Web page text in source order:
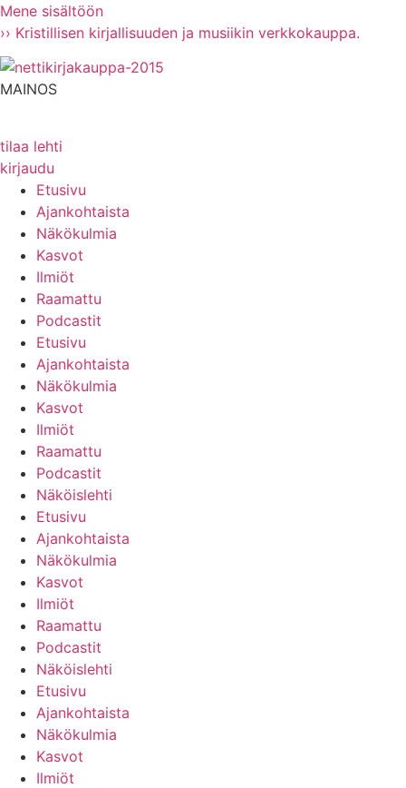
Mene sisältöön
›› Kristillisen kirjallisuuden ja musiikin verkkokauppa.
MAINOS
tilaa lehti
kirjaudu
Etusivu
Ajankohtaista
Näkökulmia
Kasvot
Ilmiöt
Raamattu
Podcastit
Etusivu
Ajankohtaista
Näkökulmia
Kasvot
Ilmiöt
Raamattu
Podcastit
Näköislehti
Etusivu
Ajankohtaista
Näkökulmia
Kasvot
Ilmiöt
Raamattu
Podcastit
Näköislehti
Etusivu
Ajankohtaista
Näkökulmia
Kasvot
Ilmiöt